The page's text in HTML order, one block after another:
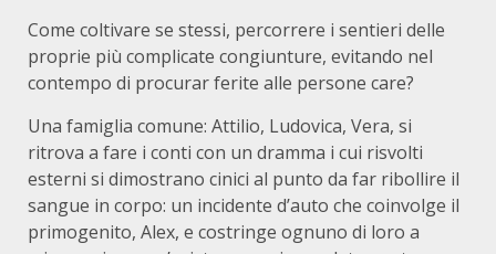
Come coltivare se stessi, percorrere i sentieri delle
proprie più complicate congiunture, evitando nel
contempo di procurar ferite alle persone care?
Una famiglia comune: Attilio, Ludovica, Vera, si
ritrova a fare i conti con un dramma i cui risvolti
esterni si dimostrano cinici al punto da far ribollire il
sangue in corpo: un incidente d’auto che coinvolge il
primogenito, Alex, e costringe ognuno di loro a